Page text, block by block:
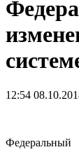
12:54
Федеральный